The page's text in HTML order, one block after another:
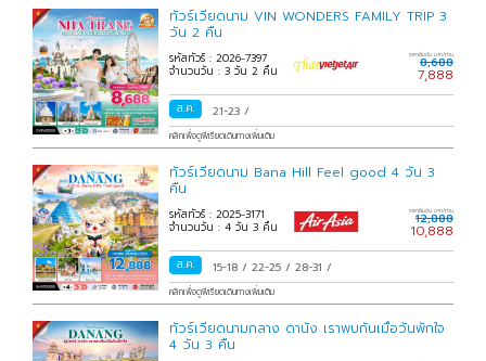
ทัวร์เวียดนาม VIN WONDERS FAMILY TRIP 3
วัน 2 คืน
รหัสทัวร์ : 2026-7397
จำนวนวัน : 3 วัน 2 คืน
ราคาเริ่มต้น บาท/ท่าน
8,688
7,888
ส.ค. 21-23/
คลิกเพื่อดูพีเรียดเดินทางเพิ่มเติม
ทัวร์เวียดนาม Bana Hill Feel good 4 วัน 3
คืน
รหัสทัวร์ : 2025-3171
จำนวนวัน : 4 วัน 3 คืน
ราคาเริ่มต้น บาท/ท่าน
12,888
10,888
ส.ค. 15-18/22-25/28-31/
คลิกเพื่อดูพีเรียดเดินทางเพิ่มเติม
ทัวร์เวียดนามกลาง ดานัง เราพบกันเมื่อวันพักใจ
4 วัน 3 คืน